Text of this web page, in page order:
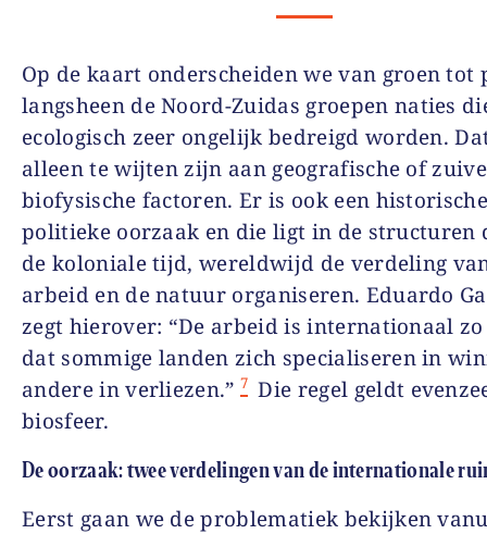
Op de kaart onderscheiden we van groen tot
langsheen de Noord-Zuidas groepen naties
ecologisch zeer ongelijk bedreigd worden.
alleen te wijten zijn aan geografische of
biofysische factoren. Er is ook een
politieke oorzaak en die ligt in de structuren
de koloniale tijd, wereldwijd de verdeling
arbeid en de natuur organiseren. Eduardo
zegt hierover: “De arbeid is internationaal
dat sommige landen zich specialiseren in
andere in verliezen.” 7 Die regel geldt
biosfeer.
De oorzaak: twee verdelingen van de internationale
Eerst gaan we de problematiek bekijken